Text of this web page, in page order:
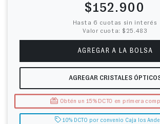
Precio habitual
$152.900
Hasta 6 cuotas sin interés
Valor cuota: $25.483
AGREGAR A LA BOLSA
AGREGAR CRISTALES
Obtén un 15% DCTO en primera
10% DCTO por convenio Caja los